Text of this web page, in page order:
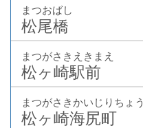
まつおばし
松尾橋
まつがさきえきまえ
松ヶ崎駅前
まつがさきかいじりちょう
松ヶ崎海尻町